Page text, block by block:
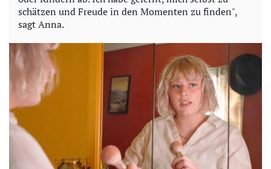
schätzen und Freude in den Momenten zu finden",
sagt Anna.